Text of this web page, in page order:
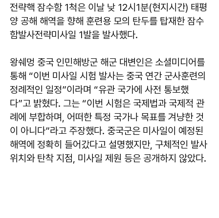
전략핵 잠수함 1척은 이날 낮 12시1분(현지시간) 태평
양 공해 해역을 향해 훈련용 모의 탄두를 탑재한 잠수
함발사전략미사일 1발을 발사했다.
왕쉐멍 중국 인민해방군 해군 대변인은 소셜미디어를
통해 “이번 미사일 시험 발사는 중국 연간 군사훈련의
정례적인 일정”이라며 “유관 국가에 사전 통보했
다”고 밝혔다. 그는 “이번 시험은 국제법과 국제적 관
례에 부합하며, 어떠한 특정 국가나 목표를 겨냥한 것
이 아니다”라고 주장했다. 중국군은 미사일이 예정된
해역에 정확히 들어갔다고 설명했지만, 구체적인 발사
위치와 탄착 지점, 미사일 제원 등은 공개하지 않았다.